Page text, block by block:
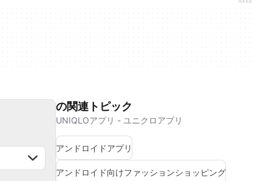
の関連トピック
UNIQLOアプリ - ユニクロアプリ
アンドロイドアプリ
アンドロイド向けファッションショッピング